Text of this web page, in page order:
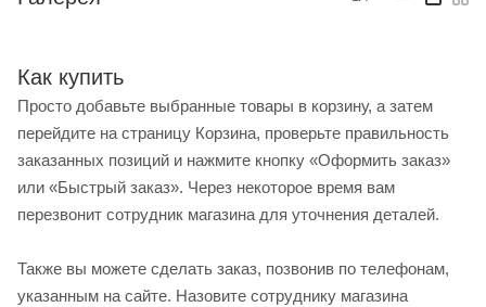
Как купить
Просто добавьте выбранные товары в корзину, а затем
перейдите на страницу Корзина, проверьте правильность
заказанных позиций и нажмите кнопку «Оформить заказ»
или «Быстрый заказ». Через некоторое время вам
перезвонит сотрудник магазина для уточнения деталей.
Также вы можете сделать заказ, позвонив по телефонам,
указанным на сайте. Назовите сотруднику магазина